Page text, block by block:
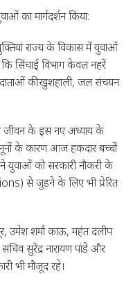
का मार्गदर्शन किया:
राज्य के विकास में युवाओं
कि सिंचाई विभाग केवल नहरें
की खुशहाली, जल संचयन
जीवन के इस नए अध्याय के
के कारण आज हकदार बच्चों
युवाओं को सरकारी नौकरी के
से जुड़ने के लिए भी प्रेरित
उमेश शर्मा काऊ, महंत दलीप
सुरेंद्र नारायण पांडे और
भी मौजूद रहे।